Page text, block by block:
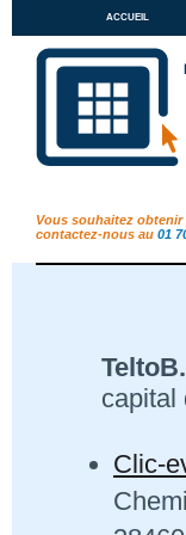
accueil
Vous souhaitez
contactez-nous au 01
capital
Clic-